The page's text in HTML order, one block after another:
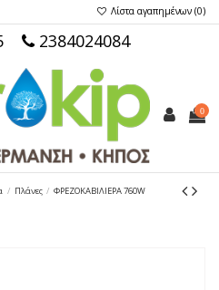
Λίστα αγαπημένων (0)
2384024084
0
Πλάνες ΦΡΕΖΟΚΑΒΙΛΙΕΡΑ 760W